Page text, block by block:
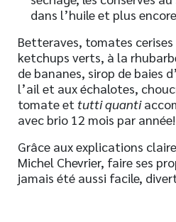
dans l’huile et plus
Betteraves, tomates
ketchups verts, à la
de bananes, sirop de baies
l’ail et aux échalotes,
tomate et tutti quanti
avec brio 12 mois par année!
Grâce aux explications
Michel Chevrier, faire ses
jamais été aussi facile,